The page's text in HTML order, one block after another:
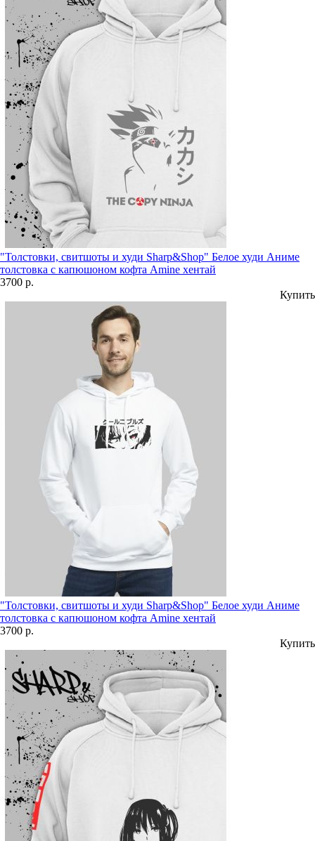
"Толстовки, свитшоты и худи Sharp&Shop" Белое худи Аниме
толстовка с капюшоном кофта Amine хентай
3700 р.
Купить
"Толстовки, свитшоты и худи Sharp&Shop" Белое худи Аниме
толстовка с капюшоном кофта Amine хентай
3700 р.
Купить